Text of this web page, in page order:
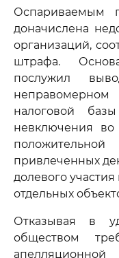
Оспариваемым
доначислена
организаций,
штрафа.
послужил
налоговой
невключения во
привлеченных
долевого
отдельных
Отказывая в
обществом